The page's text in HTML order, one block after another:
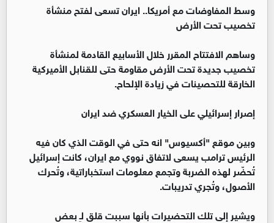
وسط المفاوضات مع أمريكا.. ايران تسعى لفتح منشأة
تخصيب تحت الأرض
وساهم الافتتاح المقرر خلال الأسابيع القادمة لمنشأة
تخصيب جديدة تحت الأرض مقاومة حتى للقنابل الأميركية
الخارقة للتحصينات في زيادة الإلحاح.
إصرار إسرائيلي على الخيار العسكري ضد ايران
وبين موقع "أكسيوس" انه حتى في الوقت الذي كان فيه
الرئيس ترامب يسعى لاتفاق نووي مع ايران، كانت إسرائيل
تُحضّر لهذه الضربة وتجمع معلومات استخباراتية، وتُحرك
الأصول، وتُجري تدريبات.
ويشير إلى تلك التحضيرات بأنها سببت قلق لـِ بعض